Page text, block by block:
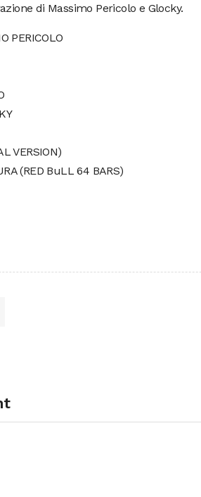
di Massimo Pericolo e Glocky.
PERICOLO
VERSION)
(RED BuLL 64 BARS)